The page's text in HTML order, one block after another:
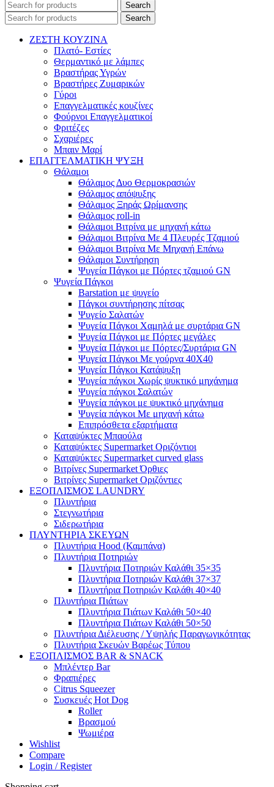
Search
Search
ΖΕΣΤΗ ΚΟΥΖΙΝΑ
Πλατό- Εστίες
Θερμαντικό με λάμπες
Βραστήρας Υγρών
Βραστήρες Ζυμαρικών
Γύροι
Επαγγελματικές κουζίνες
Φούρνοι Επαγγελματικοί
Φριτέζες
Σχαριέρες
Μπαιν Μαρί
ΕΠΑΓΓΕΛΜΑΤΙΚΗ ΨΥΞΗ
Θάλαμοι
Θάλαμος Δυο Θερμοκρασιών
Θάλαμος απόψυξης
Θάλαμος Ξηράς Ωρίμανσης
Θάλαμος roll-in
Θάλαμοι Βιτρίνα με μηχανή κάτω
Θάλαμοι Βιτρίνα Με 4 Πλευρές Τζαμιού
Θάλαμοι Βιτρίνα Με Μηχανή Επάνω
Θάλαμοι Συντήρηση
Ψυγεία Πάγκοι με Πόρτες τζαμιού GN
Ψυγεία Πάγκοι
Barstation με ψυγείο
Πάγκοι συντήρησης πίτσας
Ψυγείο Σαλατών
Ψυγεία Πάγκοι Χαμηλά με συρτάρια GN
Ψυγεία Πάγκοι με Πόρτες μεγάλες
Ψυγεία Πάγκοι με Πόρτες/Συρτάρια GN
Ψυγεία Πάγκοι Με γούρνα 40Χ40
Ψυγεία Πάγκοι Κατάψυξη
Ψυγεία πάγκοι Χωρίς ψυκτικό μηχάνημα
Ψυγεία πάγκοι Σαλατών
Ψυγεία πάγκοι με ψυκτικό μηχάνημα
Ψυγεία πάγκοι Με μηχανή κάτω
Επιπρόσθετα εξαρτήματα
Καταψύκτες Μπαούλα
Καταψύκτες Supermarket Οριζόντιοι
Καταψύκτες Supermarket curved glass
Βιτρίνες Supermarket Όρθιες
Βιτρίνες Supermarket Οριζόντιες
ΕΞΟΠΛΙΣΜΟΣ LAUNDRY
Πλυντήρια
Στεγνωτήρια
Σιδερωτήρια
ΠΛΥΝΤΗΡΙΑ ΣΚΕΥΩΝ
Πλυντήρια Hood (Καμπάνα)
Πλυντήρια Ποτηριών
Πλυντήρια Ποτηριών Καλάθι 35×35
Πλυντήρια Ποτηριών Καλάθι 37×37
Πλυντήρια Ποτηριών Καλάθι 40×40
Πλυντήρια Πιάτων
Πλυντήρια Πιάτων Καλάθι 50×40
Πλυντήρια Πιάτων Καλάθι 50×50
Πλυντήρια Διέλευσης / Υψηλής Παραγωγικότητας
Πλυντήρια Σκευών Βαρέως Τύπου
ΕΞΟΠΛΙΣΜΟΣ BAR & SNACK
Μπλέντερ Bar
Φραπιέρες
Citrus Squeezer
Συσκευές Hot Dog
Roller
Βρασμού
Ψωμιέρα
Wishlist
Compare
Login / Register